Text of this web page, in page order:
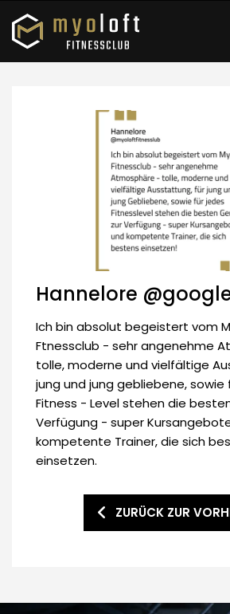
Hannelore
Ich bin absolut begeistert vom
Ftnessclub - sehr angenehme
tolle, moderne und vielfältige
jung und jung gebliebene, sowie
Fitness - Level stehen die
Verfügung - super
kompetente Trainer, die sich
einsetzen.
ZURÜCK ZUR